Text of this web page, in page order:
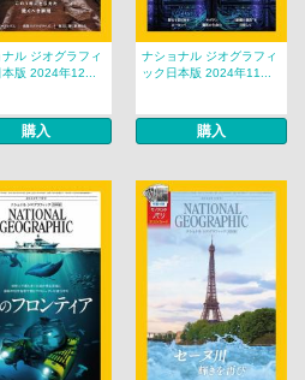
ル ジオグラフィ
本版 2024年12...
購入
ナショナル ジオグラフィ
ック日本版 2024年11...
購入